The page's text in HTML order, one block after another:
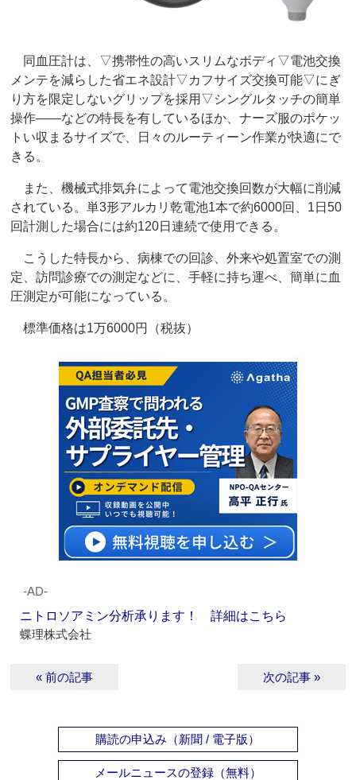
同血圧計は、▽携帯性の高いスリムなボディ▽電池交換
メンテを減らした省エネ設計▽カフサイズ交換可能▽にぎ
り方を限定しないグリップを採用▽シングルタッチの簡単
操作――などの特長を有しているほか、ナーズ服のポケッ
トい収まるサイズで、日々のルーティーン作業が快適にで
きる。
また、機械式排気弁によって電池交換回数が大幅に削減
されている。単3形アルカリ乾電池1本で約6000回、1日50
回計測した場合には約120日連続で使用できる。
こうした特長から、病棟での回診、外来や処置室での測
定、訪問診療での測定などに、手軽に持ち運べ、簡単に血
圧測定が可能になっている。
標準価格は1万6000円（税抜）
‐AD‐
ニトロソアミン分析承ります！ 詳細はこちら
蝶理株式会社
« 前の記事 次の記事 »
購読の申込み（新聞 / 電子版）
メールニュースの登録（無料）